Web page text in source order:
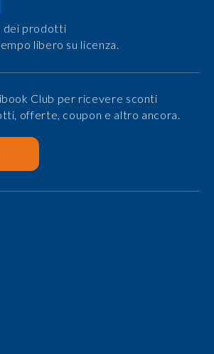
dei prodotti
libero su licenza.
Club per ricevere sconti
offerte, coupon e altro ancora.